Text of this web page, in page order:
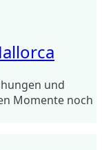
und
Momente noch